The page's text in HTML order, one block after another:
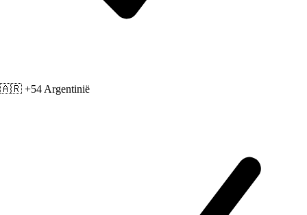
🇦🇷 +54 Argentinië